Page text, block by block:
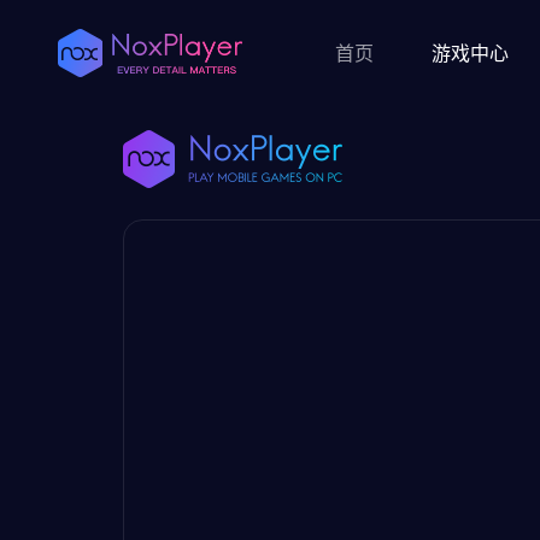
首页 游戏中心